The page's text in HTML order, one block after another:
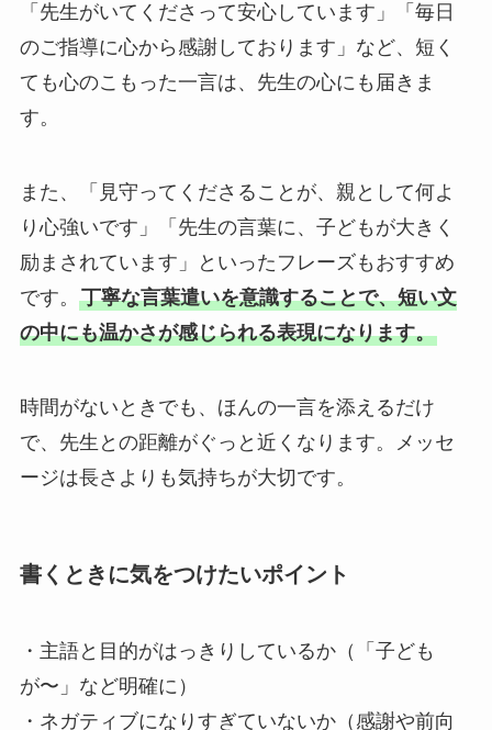
「先生がいてくださって安心しています」「毎日
のご指導に心から感謝しております」など、短く
ても心のこもった一言は、先生の心にも届きま
す。
また、「見守ってくださることが、親として何よ
り心強いです」「先生の言葉に、子どもが大きく
励まされています」といったフレーズもおすすめ
です。 丁寧な言葉遣いを意識することで、短い文
の中にも温かさが感じられる表現になります。
時間がないときでも、ほんの一言を添えるだけ
で、先生との距離がぐっと近くなります。メッセ
ージは長さよりも気持ちが大切です。
書くときに気をつけたいポイント
・主語と目的がはっきりしているか（「子ども
が〜」など明確に）
・ネガティブになりすぎていないか（感謝や前向